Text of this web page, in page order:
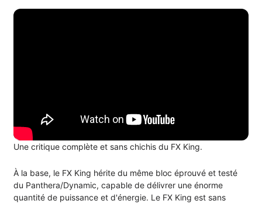
Une critique complète et sans chichis du FX King.
À la base, le FX King hérite du même bloc éprouvé et testé
du Panthera/Dynamic, capable de délivrer une énorme
quantité de puissance et d'énergie. Le FX King est sans